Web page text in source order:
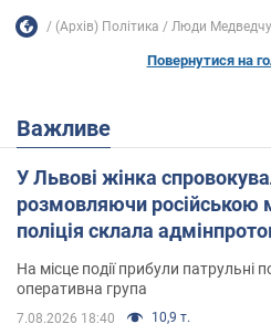
(Архів) Політика Люди
Повернутися на
Важливе
У Львові жінка
розмовляючи російською
поліція склала
На місце події прибули патрульні
оперативна група
7.08.2026 18:40 10,9 т.